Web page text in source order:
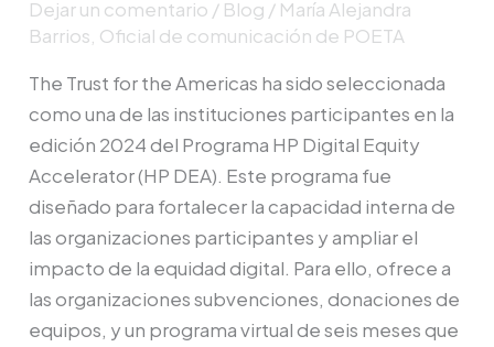
Dejar un comentario / Blog / María Alejandra
Barrios, Oficial de comunicación de POETA
The Trust for the Americas ha sido seleccionada
como una de las instituciones participantes en la
edición 2024 del Programa HP Digital Equity
Accelerator (HP DEA). Este programa fue
diseñado para fortalecer la capacidad interna de
las organizaciones participantes y ampliar el
impacto de la equidad digital. Para ello, ofrece a
las organizaciones subvenciones, donaciones de
equipos, y un programa virtual de seis meses que